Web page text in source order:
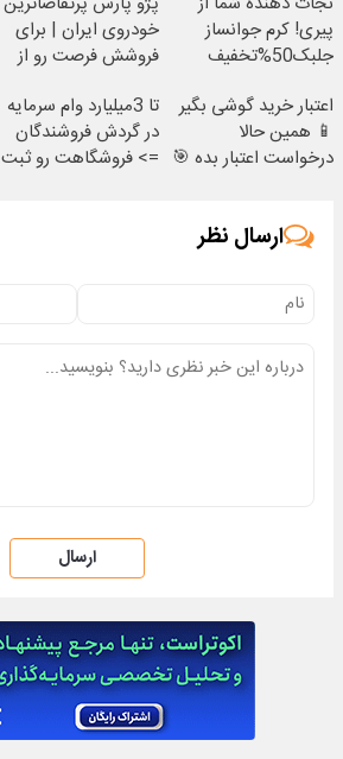
پیری! کرم جوانساز
جلبک50%تخفیف
خودروی ایران | برای
فروشش فرصت رو از
اعتبار خرید گوشی بگیر
📱 همین حالا
درخواست اعتبار بده 🎯
تا 3میلیارد وام سرمایه
در گردش فروشندگان
=> فروشگاهت رو ثبت
ارسال نظر
ارسال